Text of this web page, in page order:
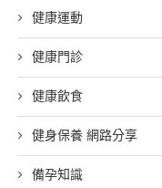
健康運動
健康門診
健康飲食
健身保養 網路分享
備孕知識